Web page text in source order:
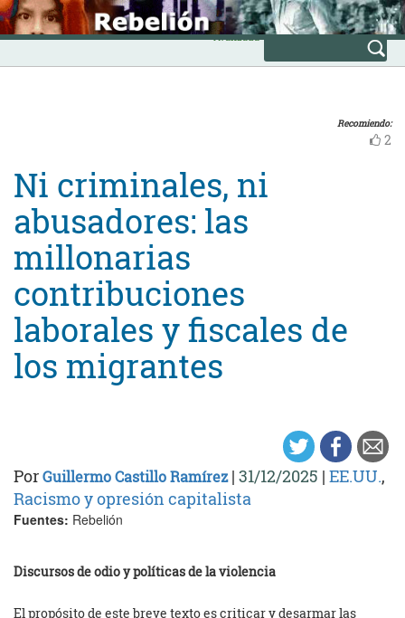
Skip
to
content
INICIO
Avanzada
Recomiendo:
2
Ni criminales, ni
abusadores: las
millonarias
contribuciones
laborales y fiscales de
los migrantes
PorGuillermo Castillo Ramírez| 31/12/2025 | EE.UU.,
Racismo y opresión capitalista
Fuentes: Rebelión
Discursos de odio y políticas de la violencia
El propósito de este breve texto es criticar y desarmar las